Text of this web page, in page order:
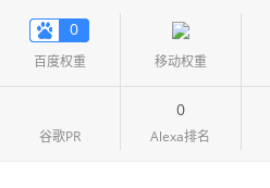
0
百度权重 移动权重
谷歌PR
0
Alexa排名